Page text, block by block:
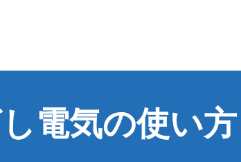
電気の使い方